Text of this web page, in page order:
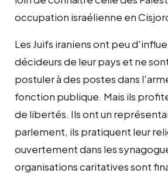
occupation israélienne en
Les Juifs iraniens ont peu
décideurs de leur pays et ne
postuler à des postes dans
fonction publique. Mais ils
de libertés. Ils ont un
parlement, ils pratiquent leur
ouvertement dans les
organisations caritatives sont